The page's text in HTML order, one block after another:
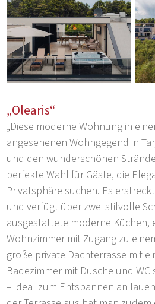
„Olearis“
„Diese moderne Wohnung in
angesehenen Wohngegend in
und den wunderschönen
perfekte Wahl für Gäste, die
Privatsphäre suchen. Es
und verfügt über zwei stilvolle
ausgestattete moderne Küchen,
Wohnzimmer mit Zugang zu
große private Dachterrasse mit
Badezimmer mit Dusche und
– ideal zum Entspannen an